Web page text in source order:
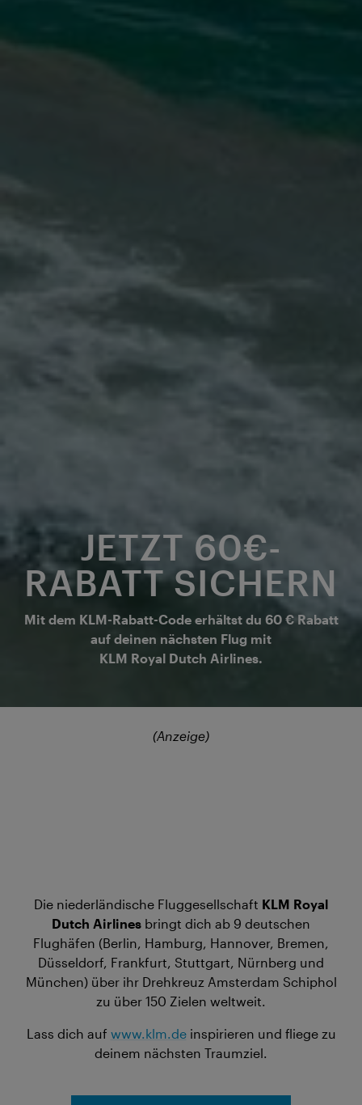
JETZT 60€-
RABATT SICHERN
Mit dem KLM-Rabatt-Code erhältst du 60 € Rabatt
auf deinen nächsten Flug mit
KLM Royal Dutch Airlines.
(Anzeige)
Die niederländische Fluggesellschaft KLM Royal
Dutch Airlines bringt dich ab 9 deutschen
Flughäfen (Berlin, Hamburg, Hannover, Bremen,
Düsseldorf, Frankfurt, Stuttgart, Nürnberg und
München) über ihr Drehkreuz Amsterdam Schiphol
zu über 150 Zielen weltweit.
Lass dich auf www.klm.deinspirieren und fliege zu
deinem nächsten Traumziel.